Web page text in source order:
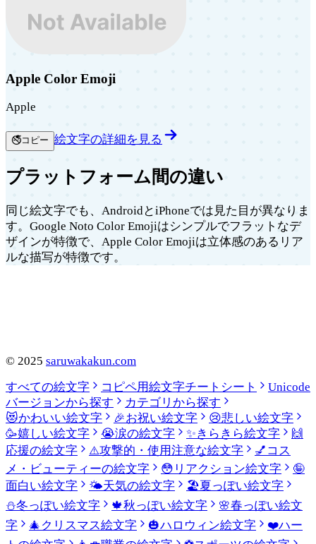
Apple Color Emoji
Apple
🚭コピー 絵文字の詳細を見る
プラットフォーム間の違い
同じ絵文字でも、AndroidとiPhoneでは見た目が異なりま
す。Google Noto Color Emojiはシンプルでフラットなデ
ザインが特徴で、Apple Color Emojiは立体感のあるリア
ルな描写が特徴です。
© 2025 saruwakakun.com
すべての絵文字
コピペ用絵文字チートシート
Unicode
バージョンから探す
カテゴリから探す
😻かわいい絵文字 🎉お祝い絵文字 😢悲しい絵文字
🥳嬉しい絵文字 😭涙の絵文字 ✨きらきら絵文字
🙌
応援の絵文字
⚠️攻撃的・使用注意な絵文字 💅 コス
メ・ビューティーの絵文字
😳 リアクション絵文字
🤪
面白い絵文字
🌤️天気の絵文字 🏖️夏っぽい絵文字
⛄冬っぽい絵文字 🍁秋っぽい絵文字 🌸春っぽい絵文
字
🎄 クリスマス絵文字 🎃ハロウィン絵文字 ❤️ハー